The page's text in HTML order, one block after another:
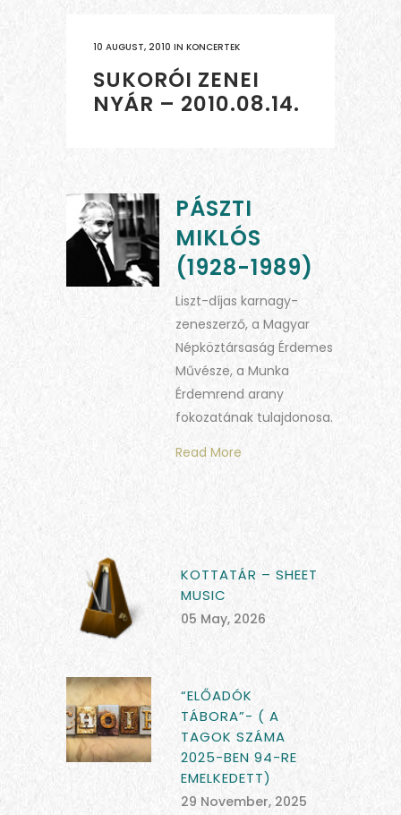
10 AUGUST, 2010 IN KONCERTEK
SUKORÓI ZENEI
NYÁR – 2010.08.14.
PÁSZTI
MIKLÓS
(1928-1989)
Liszt-díjas karnagy-
zeneszerző, a Magyar
Népköztársaság Érdemes
Művésze, a Munka
Érdemrend arany
fokozatának tulajdonosa.
Read More
KOTTATÁR – SHEET
MUSIC
05 May, 2026
“ELŐADÓK
TÁBORA”- ( A
TAGOK SZÁMA
2025-BEN 94-RE
EMELKEDETT)
29 November, 2025